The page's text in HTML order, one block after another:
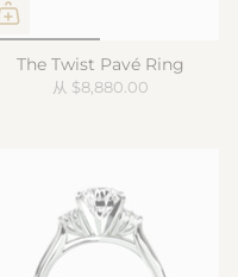
The Twist Pavé Ring
从 $8,880.00